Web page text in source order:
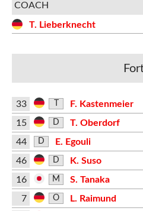
COACH
T. Lieberknecht
33
F. Kastenmeier
15
D
T. Oberdorf
44
D
E. Egouli
46
D K. Suso
16 M S. Tanaka
7 O L. Raimund